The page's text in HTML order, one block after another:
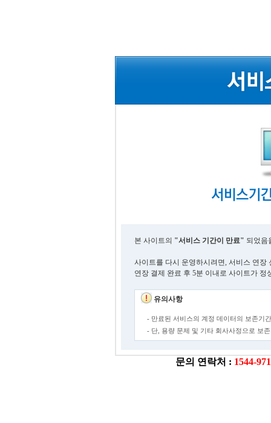
본 사이트의 "서비스 기간이 만료" 되었음
사이트를 다시 운영하시려면, 서비스 연장
연장 결제 완료 후 5분 이내로 사이트가 정
유의사항
- 만료된 서비스의 계정 데이터의 보존기
- 단, 용량 문제 및 기타 회사사정으로 보
문의 연락처 : 1544-